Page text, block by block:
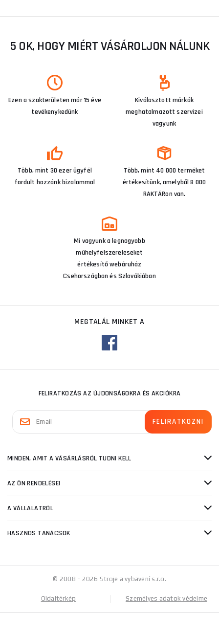
5 OK, HOGY MIÉRT VÁSÁROLJON NÁLUNK
Ezen a szakterületen már 15 éve
tevékenykedünk
Kiválasztott márkák
meghatalmazott szervizei
vagyunk
Több, mint 30 ezer ügyfél
fordult hozzánk bizalommal
Több, mint 40 000 terméket
értékesítünk, amelyből 8 000
RAKTÁRon van.
Mi vagyunk a legnagyobb
műhelyfelszereléseket
értékesítő webáruház
Csehországban és Szlovákiában
MEGTALÁL MINKET A
FELIRATKOZÁS AZ ÚJDONSÁGOKRA ÉS AKCIÓKRA
MINDEN, AMIT A VÁSÁRLÁSRÓL TUDNI KELL
AZ ÖN RENDELÉSEI
A VÁLLALATRÓL
HASZNOS TANÁCSOK
© 2008 - 2026 Stroje a vybavení s.r.o.
Oldaltérkép Személyes adatok védelme